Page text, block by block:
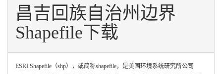
昌吉回族自治州边界
Shapefile下载
ESRI Shapefile（shp），或简称shapefile，是美国环境系统研究所公司